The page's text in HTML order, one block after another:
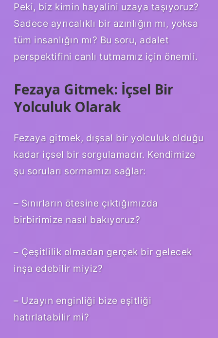
Peki, biz kimin hayalini uzaya taşıyoruz?
Sadece ayrıcalıklı bir azınlığın mı, yoksa
tüm insanlığın mı? Bu soru, adalet
perspektifini canlı tutmamız için önemli.
Fezaya Gitmek: İçsel Bir
Yolculuk Olarak
Fezaya gitmek, dışsal bir yolculuk olduğu
kadar içsel bir sorgulamadır. Kendimize
şu soruları sormamızı sağlar:
– Sınırların ötesine çıktığımızda
birbirimize nasıl bakıyoruz?
– Çeşitlilik olmadan gerçek bir gelecek
inşa edebilir miyiz?
– Uzayın enginliği bize eşitliği
hatırlatabilir mi?